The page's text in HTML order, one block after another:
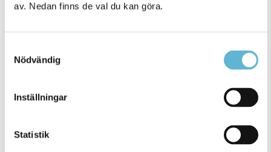
av. Nedan finns de val du kan göra.
Nödvändig
Inställningar
Statistik
KONTAKT
Besöksadress